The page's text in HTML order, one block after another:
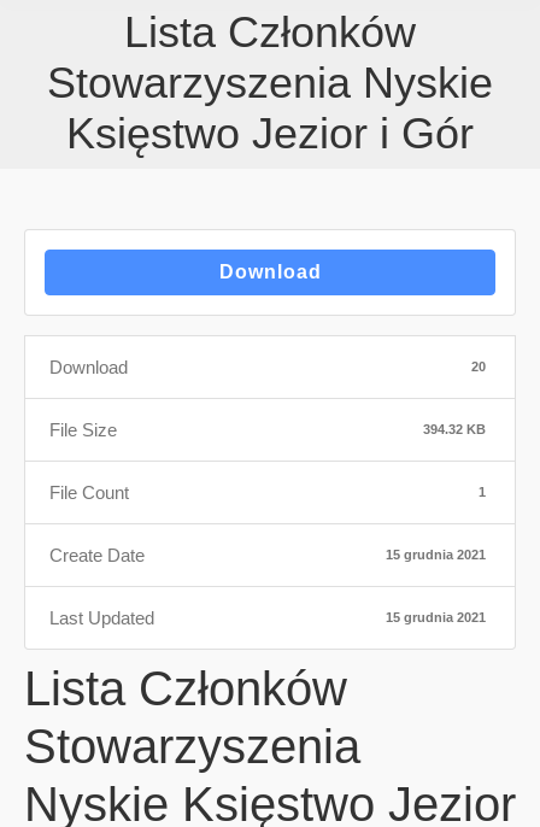
Lista Członków
Stowarzyszenia Nyskie
Księstwo Jezior i Gór
Download
Download 20
File Size 394.32 KB
File Count 1
Create Date 15 grudnia 2021
Last Updated 15 grudnia 2021
Lista Członków
Stowarzyszenia
Nyskie Księstwo Jezior